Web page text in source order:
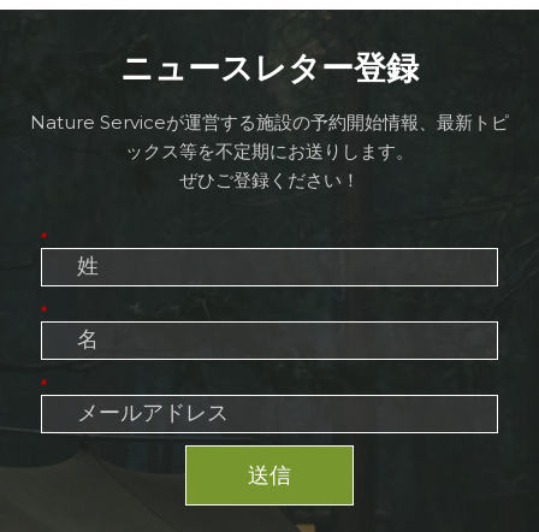
ニュースレター登録
Nature Serviceが運営する施設の予約開始情報、最新トピ
ックス等を不定期にお送りします。
ぜひご登録ください！
*
*
*
送信